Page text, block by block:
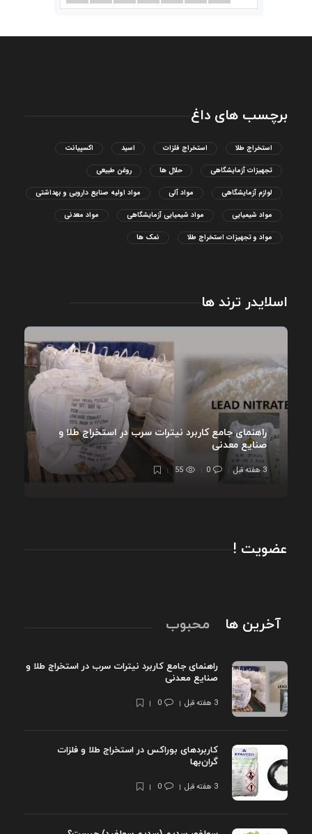
برچسب های داغ
استخراج طلا استخراج فلزات اسید اکسپیانت
تجهیزات آزمایشگاهی حلال ها روغن طبیعی
لوازم آزمایشگاهی مواد آلی مواد اولیه صنایع دارویی و بهداشتی
مواد شیمیایی مواد شیمیایی آزمایشگاهی مواد معدنی
مواد و تجهیزات استخراج طلا نمک ها
اسلایدر ترند ها
راهنمای جامع کاربرد نیترات سرب در استخراج طلا و
صنایع معدنی
3 هفته قبل 0
55
عضویت !
آخرین ها محبوب
راهنمای جامع کاربرد نیترات سرب در استخراج طلا و
صنایع معدنی
3 هفته قبل 0
کاربردهای بوراکس در استخراج طلا و فلزات
گران‌بها
3 هفته قبل 0